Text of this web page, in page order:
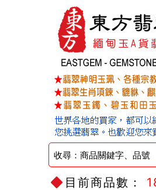
目前商品數：